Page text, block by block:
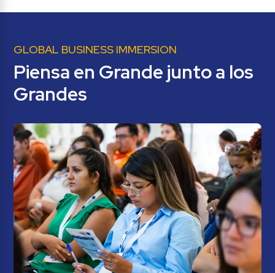
GLOBAL BUSINESS IMMERSION
Piensa en Grande junto a los
Grandes